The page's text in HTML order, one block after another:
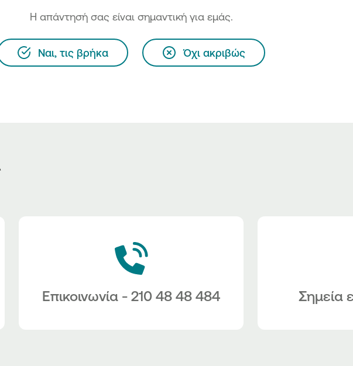
H απάντησή σας είναι σημαντική για εμάς.
Ναι, τις βρήκα Όχι ακριβώς
Επικοινωνία - 210 48 48 484 Σημεία